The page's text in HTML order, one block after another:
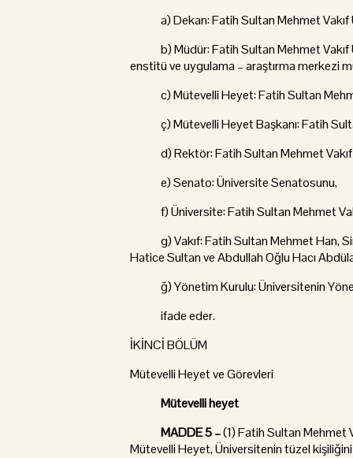
a) Dekan: Fatih Sultan Mehmet Vakıf
b) Müdür: Fatih Sultan Mehmet Vakıf
enstitü ve uygulama – araştırma merkezi
c) Mütevelli Heyet: Fatih Sultan
ç) Mütevelli Heyet Başkanı: Fatih
d) Rektör: Fatih Sultan Mehmet Vakıf
e) Senato: Üniversite Senatosunu,
f) Üniversite: Fatih Sultan Mehmet
g) Vakıf: Fatih Sultan Mehmet Han,
Hatice Sultan ve Abdullah Oğlu Hacı
ğ) Yönetim Kurulu: Üniversitenin
ifade eder.
İKİNCİ BÖLÜM
Mütevelli Heyet ve Görevleri
Mütevelli heyet
MADDE 5 –(1) Fatih Sultan Mehmet
Mütevelli Heyet, Üniversitenin tüzel